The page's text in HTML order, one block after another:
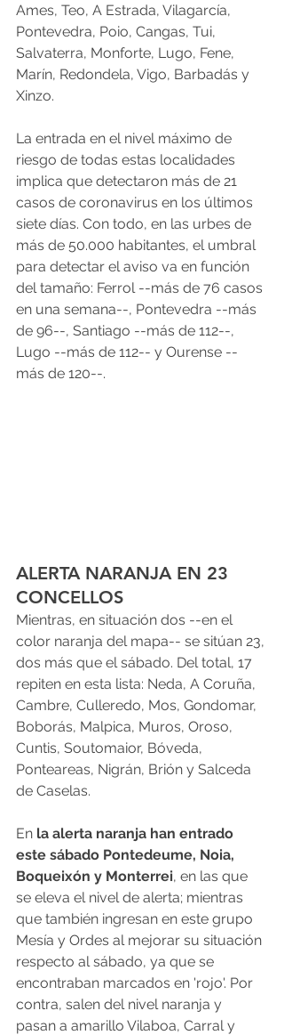
Ames, Teo, A Estrada, Vilagarcía,
Pontevedra, Poio, Cangas, Tui,
Salvaterra, Monforte, Lugo, Fene,
Marín, Redondela, Vigo, Barbadás y
Xinzo.
La entrada en el nivel máximo de
riesgo de todas estas localidades
implica que detectaron más de 21
casos de coronavirus en los últimos
siete días. Con todo, en las urbes de
más de 50.000 habitantes, el umbral
para detectar el aviso va en función
del tamaño: Ferrol --más de 76 casos
en una semana--, Pontevedra --más
de 96--, Santiago --más de 112--,
Lugo --más de 112-- y Ourense --
más de 120--.
ALERTA NARANJA EN 23
CONCELLOS
Mientras, en situación dos --en el
color naranja del mapa-- se sitúan 23,
dos más que el sábado. Del total, 17
repiten en esta lista: Neda, A Coruña,
Cambre, Culleredo, Mos, Gondomar,
Boborás, Malpica, Muros, Oroso,
Cuntis, Soutomaior, Bóveda,
Ponteareas, Nigrán, Brión y Salceda
de Caselas.
En la alerta naranja han entrado
este sábado Pontedeume, Noia,
Boqueixón y Monterrei, en las que
se eleva el nivel de alerta; mientras
que también ingresan en este grupo
Mesía y Ordes al mejorar su situación
respecto al sábado, ya que se
encontraban marcados en 'rojo'. Por
contra, salen del nivel naranja y
pasan a amarillo Vilaboa, Carral y